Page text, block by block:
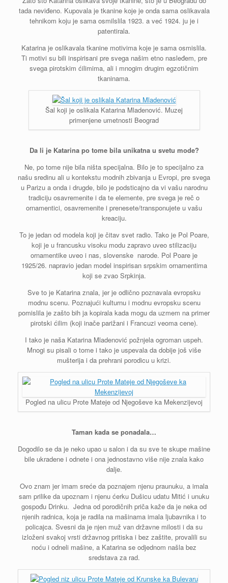
tada neviđeno. Kupovala je tkanine koje je onda sama oslikavala
tehnikom koju je sama osmilslila 1923. a već 1924. ju je i
patentirala.
Katarina je oslikavala tkanine motivima koje je sama osmislila.
Ti motivi su bili inspirisani pre svega našim etno nasleđem, pre
svega pirotskim ćilimima, ali i mnogim drugim egzotičnim
tkaninama.
Šal koji je oslikala Katarina Mladenović. Muzej
primenjene umetnosti Beograd
Da li je Katarina po tome bila unikatna u svetu mode?
Ne, po tome nije bila ništa specijalna. Bilo je to specijalno za
našu sredinu ali u kontekstu modnih zbivanja u Evropi, pre svega
u Parizu a onda i drugde, bilo je podsticajno da vi vašu narodnu
tradiciju osavremenite i da te elemente, pre svega je reč o
ornamentici, osavremenite i prenesete/transponujete u vašu
kreaciju.
To je jedan od modela koji je čitav svet radio. Tako je Pol Poare,
koji je u francusku visoku modu zapravo uveo stilizaciju
ornamentike uveo i nas, slovenske narode. Pol Poare je
1925/26. napravio jedan model inspirisan srpskim ornamentima
koji se zvao Srpkinja.
Sve to je Katarina znala, jer je odlično poznavala evropsku
modnu scenu. Poznajući kulturnu i modnu evropsku scenu
pomislila je zašto bih ja kopirala kada mogu da uzmem na primer
pirotski ćilim (koji inače parižani i Francuzi veoma cene).
I tako je naša Katarina Mladenović požnjela ogroman uspeh.
Mnogi su pisali o tome i tako je uspevala da dobije još više
mušterija i da prehrani porodicu u krizi.
Pogled na ulicu Prote Mateje od Njegoševe ka Mekenzijevoj
Taman kada se ponadala…
Dogodilo se da je neko upao u salon i da su sve te skupe mašine
bile ukradene i odnete i ona jednostavno više nije znala kako
dalje.
Ovo znam jer imam sreće da poznajem njenu praunuku, a imala
sam prilike da upoznam i njenu ćerku Dušicu udatu Mitić i unuku
gospođu Drinku. Jedna od porodičnih priča kaže da je neka od
njenih radnica, koja je radila na mašinama imala ljubavnika i to
policajca. Svesni da je njen muž van državne milosti i da su
izloženi svakoj vrsti državnog pritiska i bez zaštite, provalili su
noću i odneli mašine, a Katarina se odjednom našla bez
sredstava za rad.